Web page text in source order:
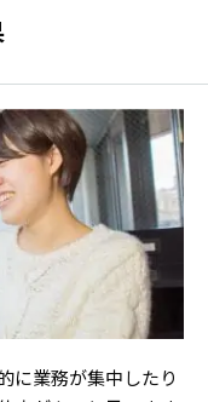
に業務が集中したり